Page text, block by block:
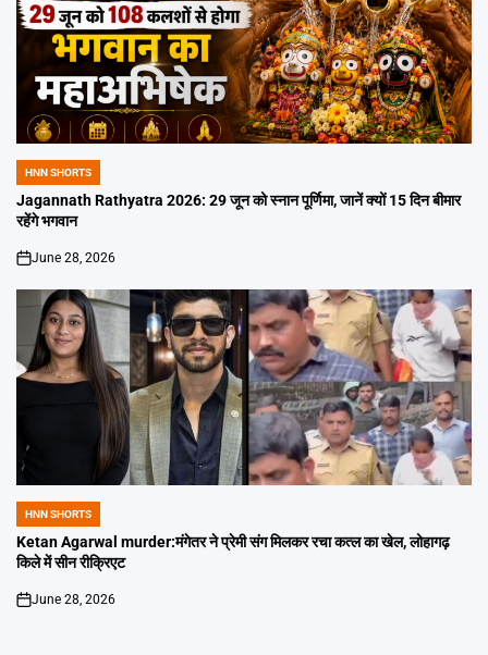
POSTED
IN
HNN SHORTS
Jagannath Rathyatra 2026: 29 जून को स्नान पूर्णिमा, जानें क्यों 15 दिन बीमार
रहेंगे भगवान
on
June 28, 2026
POSTED
IN
HNN SHORTS
Ketan Agarwal murder:मंगेतर ने प्रेमी संग मिलकर रचा कत्ल का खेल, लोहागढ़
किले में सीन रीक्रिएट
on
June 28, 2026